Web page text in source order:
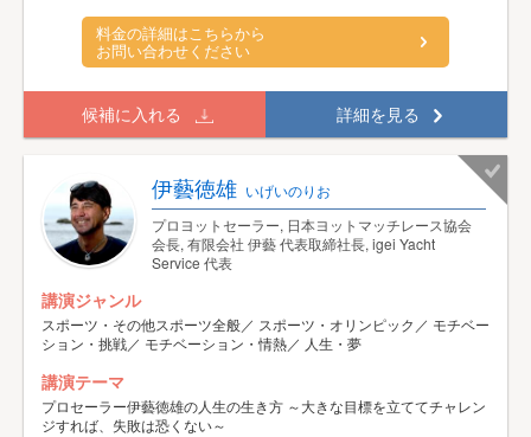
料金の詳細はこちらから
お問い合わせください
候補に入れる 詳細を見る
伊藝徳雄 いげいのりお
プロヨットセーラー, 日本ヨットマッチレース協会
会長, 有限会社 伊藝 代表取締社長, igei Yacht
Service 代表
講演ジャンル
スポーツ・その他スポーツ全般／ スポーツ・オリンピック／ モチベー
ション・挑戦／ モチベーション・情熱／ 人生・夢
講演テーマ
プロセーラー伊藝徳雄の人生の生き方 ～大きな目標を立ててチャレン
ジすれば、失敗は恐くない～